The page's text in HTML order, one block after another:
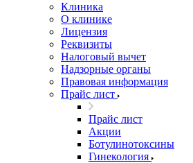
Клиника
О клинике
Лицензия
Реквизиты
Налоговый вычет
Надзорные органы
Правовая информация
Прайс лист
Прайс лист
Акции
Ботулинотоксины
Гинекология